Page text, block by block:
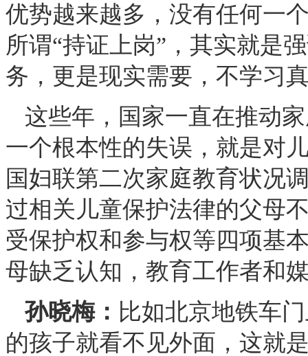
优势越来越多，没有任何一
所谓“持证上岗”，其实就是
务，更是现实需要，不学习
这些年，国家一直在推动
一个根本性的失误，就是对
国妇联第二次家庭教育状况
过相关儿童保护法律的父母
受保护权和参与权等四项基
母缺乏认知，教育工作者和
孙晓梅： 比如北京地铁车
的孩子就看不见外面，这就